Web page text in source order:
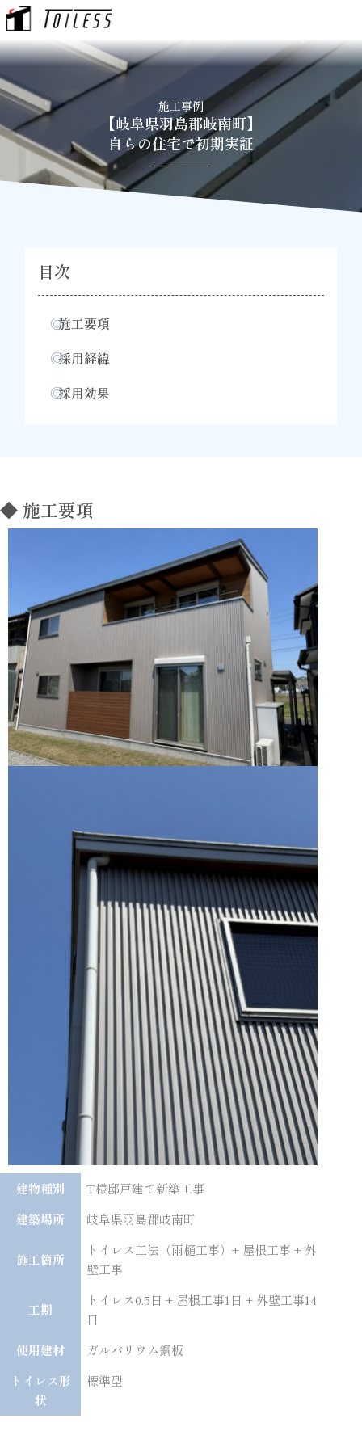
内
容
を
ス
キ
ッ
プ
施工事例
【岐阜県羽島郡岐南町】
自らの住宅で初期実証
目次
◎施工要項
◎採用経緯
◎採用効果
◆ 施工要項
建物種別
T様邸戸建て新築工事
建築場所
岐阜県羽島郡岐南町
施工箇所
トイレス工法（雨樋工事）+ 屋根工事 + 外
壁工事
工期
トイレス0.5日 + 屋根工事1日 + 外壁工事14
日
使用建材
ガルバリウム鋼板
トイレス形
状
標準型